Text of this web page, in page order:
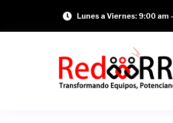
Lunes a Viernes: 9:00 am